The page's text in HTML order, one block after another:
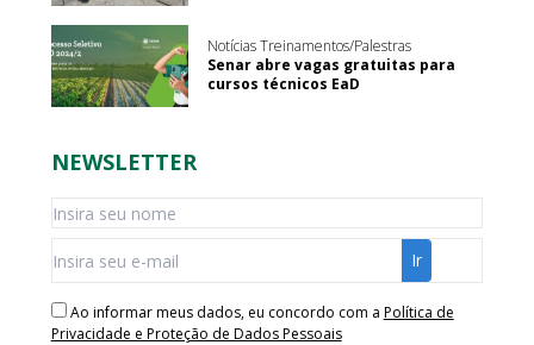
Notícias Treinamentos/Palestras
Senar abre vagas gratuitas para
cursos técnicos EaD
NEWSLETTER
Ao informar meus dados, eu concordo com a Política de
Privacidade e Proteção de Dados Pessoais